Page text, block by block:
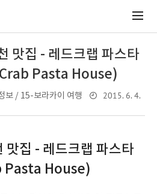
맛집 - 레드크랩 파스타
Pasta House)
보 / 15-보라카이 여행 2015. 6. 4.
맛집 - 레드크랩 파스타
Pasta House)